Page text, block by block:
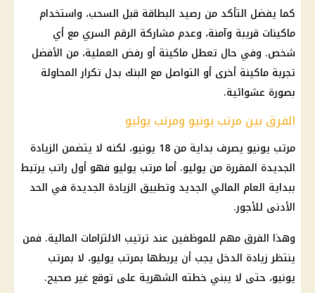
كما يفضل التأكد من رصيد البطاقة قبل السحب، واستخدام
ماكينات قريبة وآمنة، وعدم مشاركة الرقم السري مع أي
شخص. وفي حال تعطل ماكينة أو رفض العملية، من الأفضل
تجربة ماكينة أخرى أو التواصل مع البنك بدل تكرار المحاولة
بصورة عشوائية.
الفرق بين مرتب يونيو ومرتب يوليو
مرتب يونيو يصرف بداية من 18 يونيو، لكنه لا يتضمن الزيادة
الجديدة المقررة من يوليو. أما مرتب يوليو فهو أول راتب يرتبط
ببداية العام المالي الجديد وتطبيق الزيادة الجديدة في الحد
الأدنى للأجور.
وهذا الفرق مهم للموظفين عند ترتيب الالتزامات المالية. فمن
ينتظر زيادة الدخل يجب أن يربطها بمرتب يوليو، لا بمرتب
يونيو، حتى لا يبني خطته الشهرية على توقع غير صحيح.